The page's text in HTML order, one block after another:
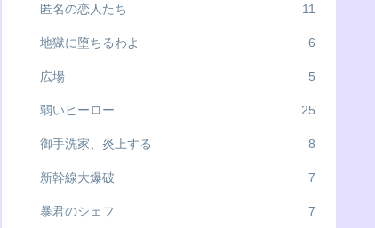
匿名の恋人たち 11
地獄に堕ちるわよ 6
広場 5
弱いヒーロー 25
御手洗家、炎上する 8
新幹線大爆破 7
暴君のシェフ 7